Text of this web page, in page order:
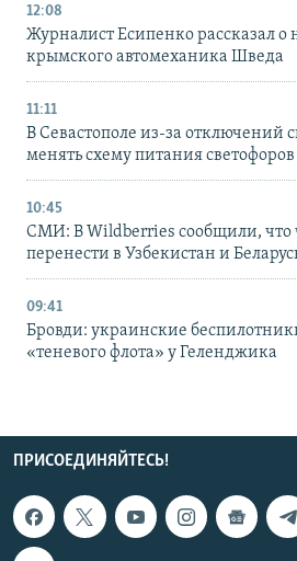
12:08
Журналист Есипенко рассказал о
крымского автомеханика Шведа
11:11
В Севастополе из-за отключений
менять схему питания светофоров
10:45
СМИ: В Wildberries сообщили, что
перенести в Узбекистан и
09:41
Бровди: украинские
«теневого флота» у Геленджика
ПРИСОЕДИНЯЙТЕСЬ!